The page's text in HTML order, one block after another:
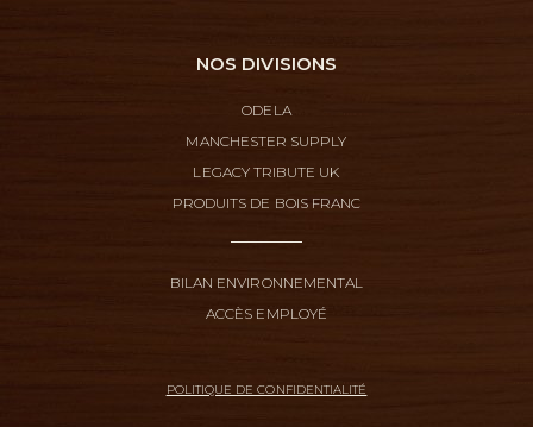
NOS DIVISIONS
ODELA
MANCHESTER SUPPLY
LEGACY TRIBUTE UK
PRODUITS DE BOIS FRANC
BILAN ENVIRONNEMENTAL
ACCÈS EMPLOYÉ
POLITIQUE DE CONFIDENTIALITÉ